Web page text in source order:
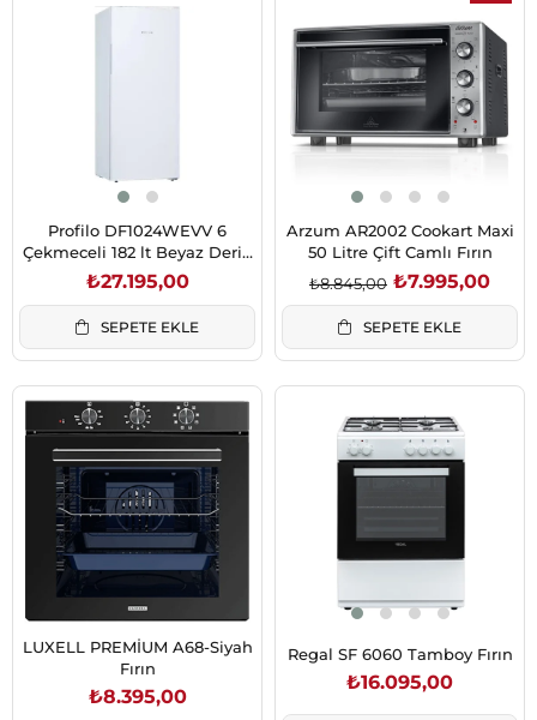
Profilo DF1024WEVV 6
Çekmeceli 182 lt Beyaz Derin
dondurucu
₺27.195,00
SEPETE EKLE
%10İndirim
Arzum AR2002 Cookart Maxi
50 Litre Çift Camlı Fırın
₺7.995,00
₺8.845,00
SEPETE EKLE
LUXELL PREMİUM A68-Siyah
Fırın
₺8.395,00
Regal SF 6060 Tamboy Fırın
₺16.095,00